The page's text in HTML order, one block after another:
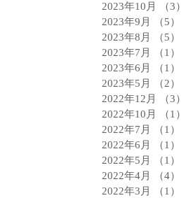
2023年10月
（3）
2023年9月
（5）
2023年8月
（5）
2023年7月
（1）
2023年6月
（1）
2023年5月
（2）
2022年12月
（3）
2022年10月
（1）
2022年7月
（1）
2022年6月
（1）
2022年5月
（1）
2022年4月
（4）
2022年3月
（1）